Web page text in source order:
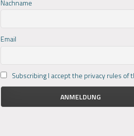
Nachname
Email
Subscribing I accept the privacy rules of